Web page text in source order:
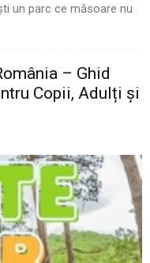
un parc ce măsoare nu
– Ghid
Copii, Adulți și